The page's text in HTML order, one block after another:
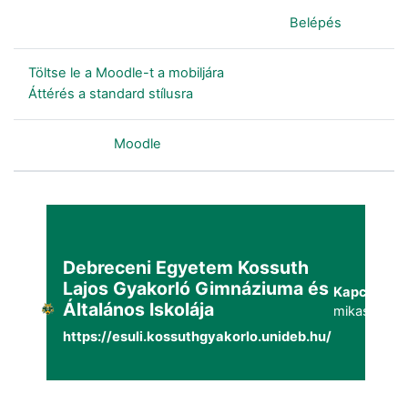
Belépés
Töltse le a Moodle-t a mobiljára
Áttérés a standard stílusra
Moodle
Debreceni Egyetem Kossuth
Lajos Gyakorló Gimnáziuma és
Általános Iskolája
https://esuli.kossuthgyakorlo.unideb.hu/
Kapcsolat: